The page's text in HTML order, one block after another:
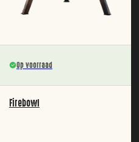
Op voorraad
Firebowl